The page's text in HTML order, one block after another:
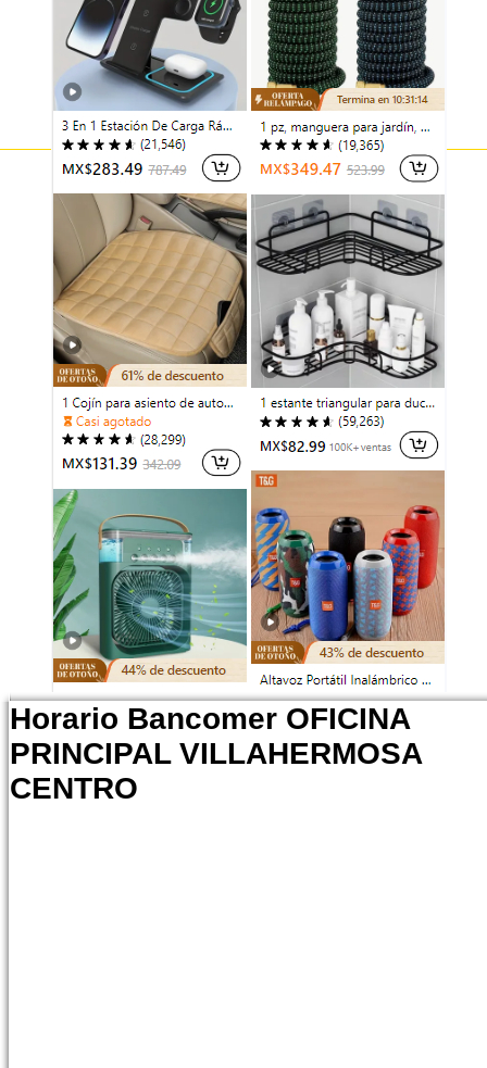
Horario Bancomer OFICINA
PRINCIPAL VILLAHERMOSA
CENTRO